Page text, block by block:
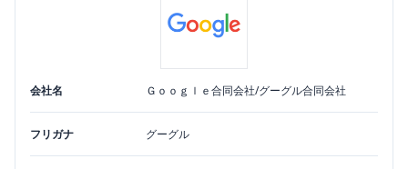
会社名 Ｇｏｏｇｌｅ合同会社/グーグル合同会社
フリガナ グーグル